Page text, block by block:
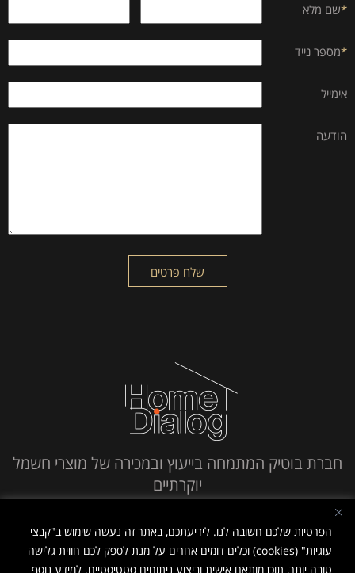
הפרטיות שלכם חשובה לנו. לידיעתכם, באתר זה נעשה שימוש ב"קבצי
עוגיות" (cookies) וכלים דומים אחרים על מנת לספק לכם חווית גלישה
טובה יותר, תוכן מותאם אישית וביצוע ניתוחים סטטיסטיים. למידע נוסף
*שם מלא
*מספר נייד
אימייל
הודעה
חברת בוטיק המתמחה בייעוץ ובמכירה של מוצרי חשמל
יוקרתיים
חייג אלינו